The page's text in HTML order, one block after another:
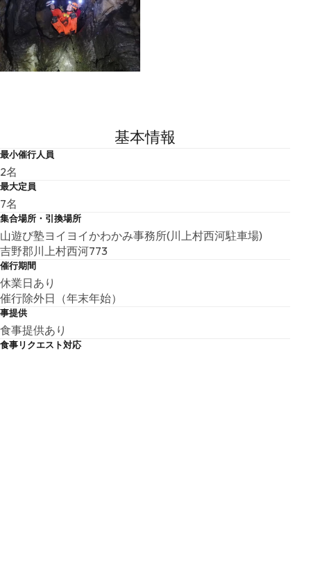
基本情報
最小催行人員
2名
最大定員
7名
集合場所・引換場所
山遊び塾ヨイヨイかわかみ事務所(川上村西河駐車場)
吉野郡川上村西河773
催行期間
休業日あり
催行除外日（年末年始）
事提供
食事提供あり
食事リクエスト対応